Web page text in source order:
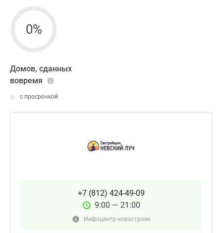
0%
Домов, сданных
вовремя
с просрочкой
+7 (812) 424-49-09
9:00 — 21:00
Инфоцентр новостроек